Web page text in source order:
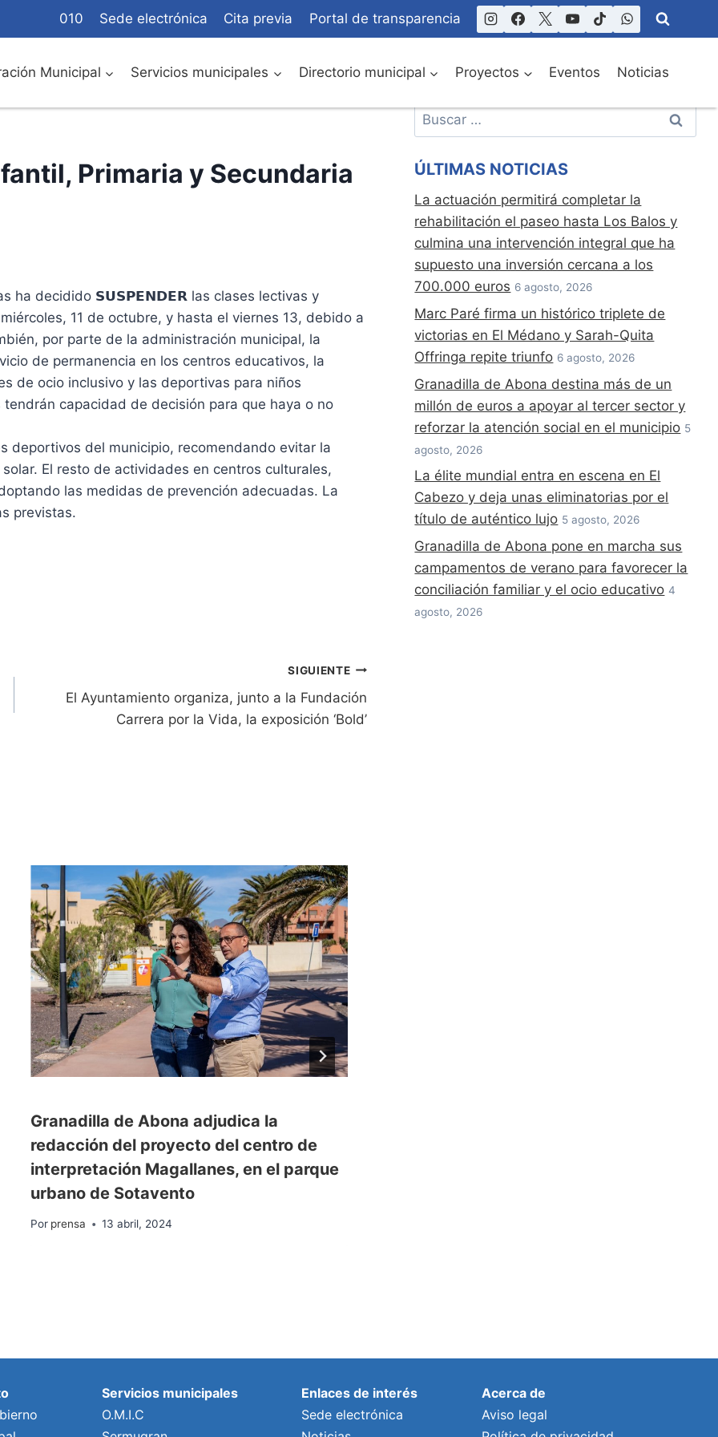
010 Sede electrónica Cita previa Portal de transparencia
Municipal Servicios municipales Directorio municipal Proyectos Eventos Noticias
Primaria y Secundaria
ha decidido 𝗦𝗨𝗦𝗣𝗘𝗡𝗗𝗘𝗥 las clases lectivas y
11 de octubre, y hasta el viernes 13, debido a
por parte de la administración municipal, la
de permanencia en los centros educativos, la
de ocio inclusivo y las deportivas para niños
capacidad de decisión para que haya o no
deportivos del municipio, recomendando evitar la
El resto de actividades en centros culturales,
las medidas de prevención adecuadas. La
previstas.
SIGUIENTE
El Ayuntamiento organiza, junto a la Fundación
Carrera por la Vida, la exposición ‘Bold’
Granadilla de Abona adjudica la
redacción del proyecto del centro de
interpretación Magallanes, en el parque
urbano de Sotavento
Por prensa 13 abril, 2024
Buscar:
ÚLTIMAS NOTICIAS
La actuación permitirá completar la
rehabilitación el paseo hasta Los Balos y
culmina una intervención integral que ha
supuesto una inversión cercana a los
700.000 euros 6 agosto, 2026
Marc Paré firma un histórico triplete de
victorias en El Médano y Sarah-Quita
Offringa repite triunfo 6 agosto, 2026
Granadilla de Abona destina más de un
millón de euros a apoyar al tercer sector y
reforzar la atención social en el municipio 5
agosto, 2026
La élite mundial entra en escena en El
Cabezo y deja unas eliminatorias por el
título de auténtico lujo 5 agosto, 2026
Granadilla de Abona pone en marcha sus
campamentos de verano para favorecer la
conciliación familiar y el ocio educativo 4
agosto, 2026
Servicios municipales
O.M.I.C
Enlaces de interés
Sede electrónica
Acerca de
Aviso legal